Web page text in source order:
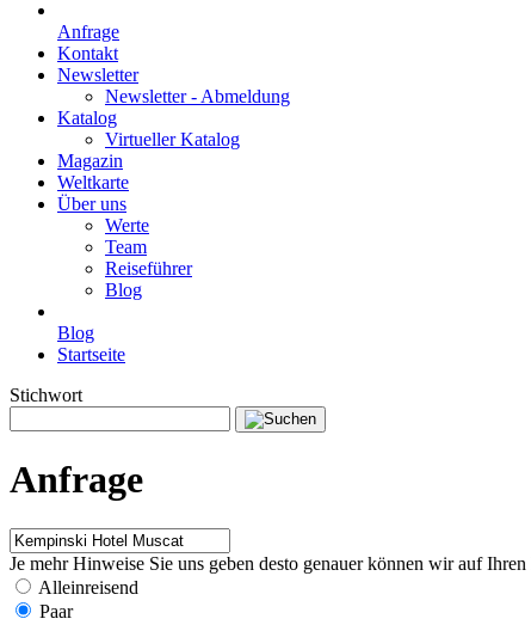
Anfrage
Kontakt
Newsletter
Newsletter - Abmeldung
Katalog
Virtueller Katalog
Magazin
Weltkarte
Über uns
Werte
Team
Reiseführer
Blog
Blog
Startseite
Stichwort
Anfrage
Je mehr Hinweise Sie uns geben desto genauer können wir auf
Alleinreisend
Paar